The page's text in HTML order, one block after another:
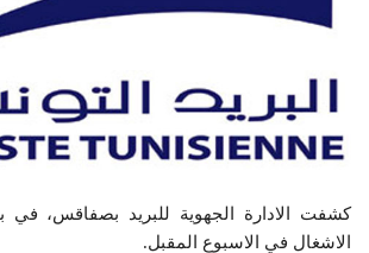
كشفت الادارة الجهوية للبريد بصفاقس، في
الاشغال في الاسبوع المقبل.